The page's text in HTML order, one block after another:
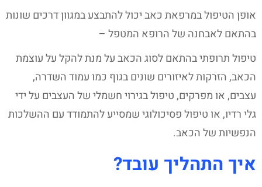
אופן הטיפול במרפאת כאב יכול להתבצע במגוון דרכים שונות
בהתאם לאבחנה של הרופא המטפל –
טיפול תרופתי בהתאם לסוג הכאב על מנת להקל על עוצמת
הכאב, הזרקות לאיזורים שונים בגוף כמו עמוד השדרה,
עצבים, או מפרקים, טיפול בגירוי חשמלי של העצבים על ידי
גלי רדיו, או טיפול פסיכולוגי שמסייע להתמודד עם ההשלכות
הנפשיות של הכאב.
איך התהליך עובד?